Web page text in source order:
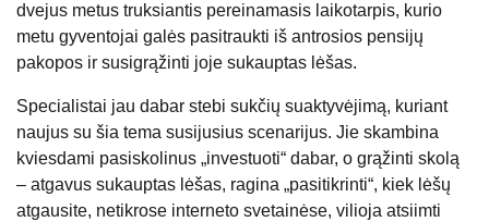
dvejus metus truksiantis pereinamasis laikotarpis, kurio
metu gyventojai galės pasitraukti iš antrosios pensijų
pakopos ir susigrąžinti joje sukauptas lėšas.
Specialistai jau dabar stebi sukčių suaktyvėjimą, kuriant
naujus su šia tema susijusius scenarijus. Jie skambina
kviesdami pasiskolinus „investuoti“ dabar, o grąžinti skolą
– atgavus sukauptas lėšas, ragina „pasitikrinti“, kiek lėšų
atgausite, netikrose interneto svetainėse, vilioja atsiimti